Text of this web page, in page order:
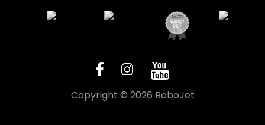
Copyright © 2026 RoboJet